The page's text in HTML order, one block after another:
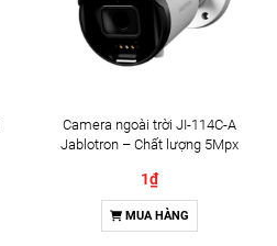
Camera ngoài trời JI-114C-A
Jablotron – Chất lượng 5Mpx
1₫
MUA HÀNG